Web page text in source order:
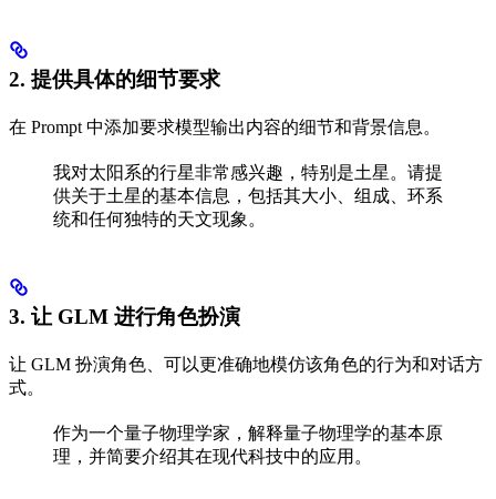
2. 提供具体的细节要求
在 Prompt 中添加要求模型输出内容的细节和背景信息。
我对太阳系的行星非常感兴趣，特别是土星。请提
供关于土星的基本信息，包括其大小、组成、环系
统和任何独特的天文现象。
3. 让 GLM 进行角色扮演
让 GLM 扮演角色、可以更准确地模仿该角色的行为和对话方
式。
作为一个量子物理学家，解释量子物理学的基本原
理，并简要介绍其在现代科技中的应用。